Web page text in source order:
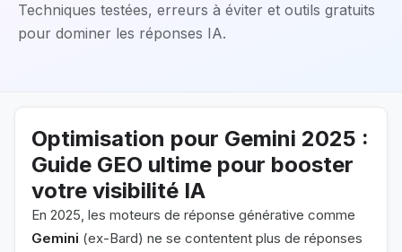
Techniques testées, erreurs à éviter et outils gratuits
pour dominer les réponses IA.
Optimisation pour Gemini 2025 :
Guide GEO ultime pour booster
votre visibilité IA
En 2025, les moteurs de réponse générative comme
Gemini (ex-Bard) ne se contentent plus de réponses